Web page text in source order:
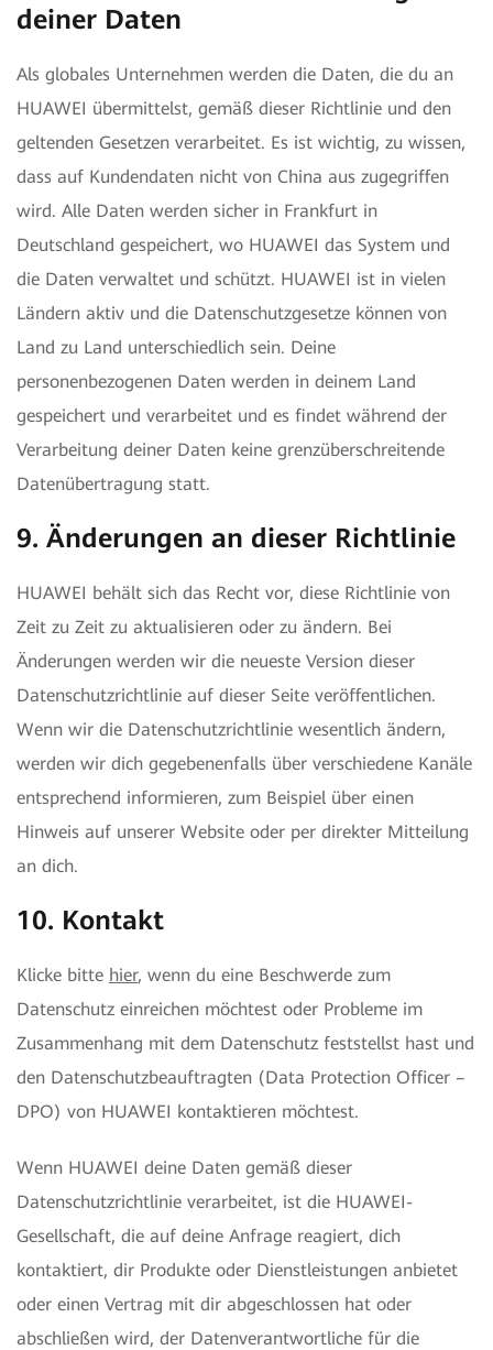
deiner Daten
Als globales Unternehmen werden die Daten, die du an
HUAWEI übermittelst, gemäß dieser Richtlinie und den
geltenden Gesetzen verarbeitet. Es ist wichtig, zu wissen,
dass auf Kundendaten nicht von China aus zugegriffen
wird. Alle Daten werden sicher in Frankfurt in
Deutschland gespeichert, wo HUAWEI das System und
die Daten verwaltet und schützt. HUAWEI ist in vielen
Ländern aktiv und die Datenschutzgesetze können von
Land zu Land unterschiedlich sein. Deine
personenbezogenen Daten werden in deinem Land
gespeichert und verarbeitet und es findet während der
Verarbeitung deiner Daten keine grenzüberschreitende
Datenübertragung statt.
9. Änderungen an dieser Richtlinie
HUAWEI behält sich das Recht vor, diese Richtlinie von
Zeit zu Zeit zu aktualisieren oder zu ändern. Bei
Änderungen werden wir die neueste Version dieser
Datenschutzrichtlinie auf dieser Seite veröffentlichen.
Wenn wir die Datenschutzrichtlinie wesentlich ändern,
werden wir dich gegebenenfalls über verschiedene Kanäle
entsprechend informieren, zum Beispiel über einen
Hinweis auf unserer Website oder per direkter Mitteilung
an dich.
10. Kontakt
Klicke bitte hier, wenn du eine Beschwerde zum
Datenschutz einreichen möchtest oder Probleme im
Zusammenhang mit dem Datenschutz feststellst hast und
den Datenschutzbeauftragten (Data Protection Officer –
DPO) von HUAWEI kontaktieren möchtest.
Wenn HUAWEI deine Daten gemäß dieser
Datenschutzrichtlinie verarbeitet, ist die HUAWEI-
Gesellschaft, die auf deine Anfrage reagiert, dich
kontaktiert, dir Produkte oder Dienstleistungen anbietet
oder einen Vertrag mit dir abgeschlossen hat oder
abschließen wird, der Datenverantwortliche für die